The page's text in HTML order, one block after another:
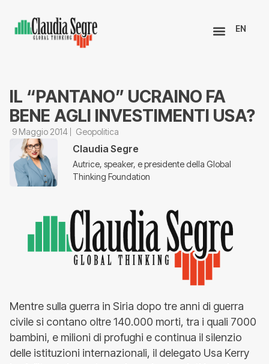
EN
IL “PANTANO” UCRAINO FA
BENE AGLI INVESTIMENTI USA?
9 Maggio 2014 Geopolitica
Claudia Segre
Autrice, speaker, e presidente della Global
Thinking Foundation
Mentre sulla guerra in Siria dopo tre anni di guerra
civile si contano oltre 140.000 morti, tra i quali 7000
bambini, e milioni di profughi e continua il silenzio
delle istituzioni internazionali, il delegato Usa Kerry